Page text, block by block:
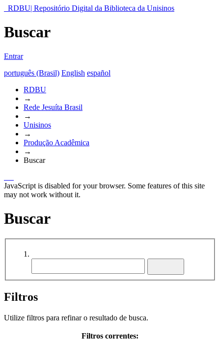
RDBU| Repositório Digital da Biblioteca da Unisinos
Buscar
Entrar
português (Brasil) English español
RDBU
→
Rede Jesuíta Brasil
→
Unisinos
→
Produção Acadêmica
→
Buscar
JavaScript is disabled for your browser. Some features of this site
may not work without it.
Buscar
Filtros
Utilize filtros para refinar o resultado de busca.
Filtros correntes: